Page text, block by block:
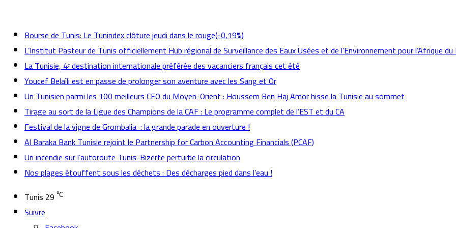
Bourse de Tunis: Le Tunindex clôture jeudi dans le rouge(-0,19%)
L’Institut Pasteur de Tunis officiellement Hub régional de Surveillance des Eaux Usées et de l’Environnement pour l’Afrique
La Tunisie, 4ᵉ destination internationale préférée des vacanciers français cet été
Youcef Belaïli est en passe de prolonger son aventure avec les Sang et Or
Un Tunisien parmi les 100 meilleurs CEO du Moyen-Orient : Houssem Ben Haj Amor hisse la Tunisie au sommet
Tirage au sort de la Ligue des Champions de la CAF : Le programme complet de l’EST et du CA
Festival de la vigne de Grombalia : la grande parade en ouverture !
Al Baraka Bank Tunisie rejoint le Partnership for Carbon Accounting Financials (PCAF)
Un incendie sur l’autoroute Tunis-Bizerte perturbe la circulation
Nos plages étouffent sous les déchets : Des décharges pied dans l’eau !
Tunis 29 ℃
Suivre